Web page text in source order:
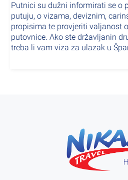
Putnici su dužni informirati se o
putuju, o vizama, deviznim,
propisima te provjeriti valjanost
putovnice. Ako ste državljanin
treba li vam viza za ulazak u